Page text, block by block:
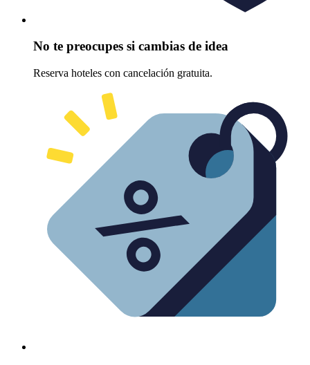
No te preocupes si cambias de idea
Reserva hoteles con cancelación gratuita.